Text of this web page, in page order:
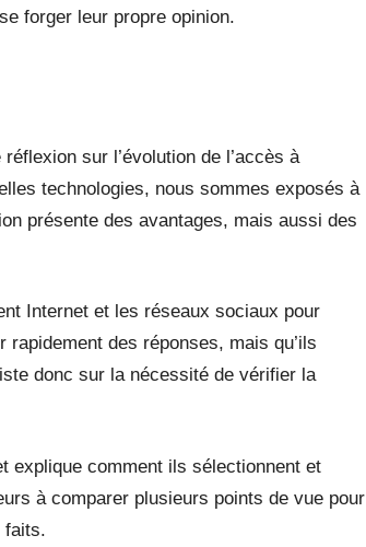
forger leur propre opinion.
sur l’évolution de l’accès à
technologies, nous sommes exposés à
présente des avantages, mais aussi des
Internet et les réseaux sociaux pour
des réponses, mais qu’ils
donc sur la nécessité de vérifier la
explique comment ils sélectionnent et
à comparer plusieurs points de vue pour
faits.